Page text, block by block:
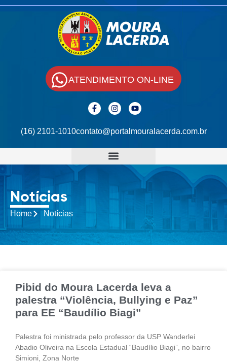
(16) 2101-1010contato@portalmouralacerda.com.br
ATENDIMENTO ON-LINE
Notícias
Home Notícias
Pibid do Moura Lacerda leva a
palestra “Violência, Bullying e Paz”
para EE “Baudílio Biagi”
Palestra foi ministrada pelo professor da USP Wanderlei
Abadio Oliveira na Escola Estadual “Baudílio Biagi”, no bairro
Simioni, Zona Norte